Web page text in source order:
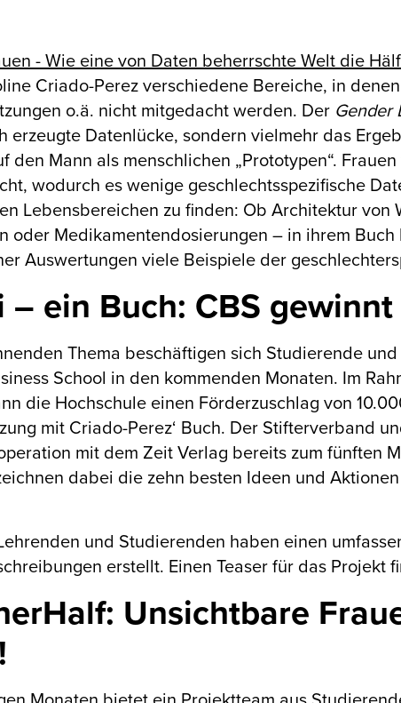
- Wie eine von Daten beherrschte Welt die
Criado-Perez verschiedene Bereiche, in
o.ä. nicht mitgedacht werden. Der Gender
erzeugte Datenlücke, sondern vielmehr das
den Mann als menschlichen „Prototypen“.
wodurch es wenige geschlechtsspezifische
Lebensbereichen zu finden: Ob Architektur von
oder Medikamentendosierungen – in ihrem
Auswertungen viele Beispiele der
– ein Buch: CBS
Thema beschäftigen sich Studierende
School in den kommenden Monaten. Im
die Hochschule einen Förderzuschlag von
mit Criado-Perez‘ Buch. Der Stifterverband
mit dem Zeit Verlag bereits zum fünften
dabei die zehn besten Ideen und
und Studierenden haben einen
erstellt. Einen Teaser für das Projekt
Unsichtbare